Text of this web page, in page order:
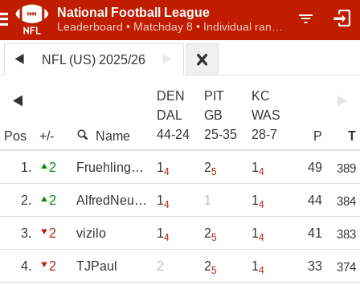
National Football League
NFL (US) 2025/26
Pos +/- Name
DEN
DAL
44-24
PIT
GB
25-35
KC
WAS
28-7 P T
1. 2 Fruehlingsrolle 14 25 14 49 389
2. 2 AlfredNeumann 14 1 14 44 384
3. 2 vizilo 14 25 14 41 383
4. 2 TJPaul 2 25 14 33 374